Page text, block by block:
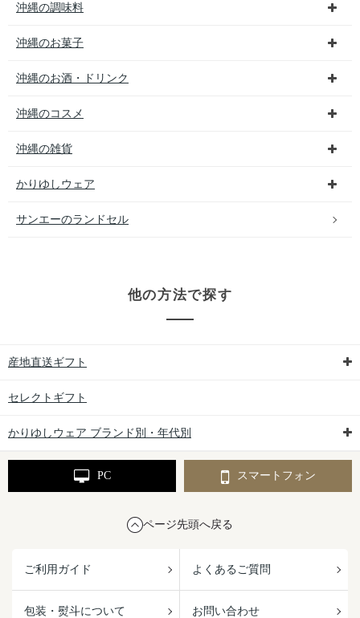
沖縄の調味料
沖縄のお菓子
沖縄のお酒・ドリンク
沖縄のコスメ
沖縄の雑貨
かりゆしウェア
サンエーのランドセル
他の方法で探す
産地直送ギフト
セレクトギフト
かりゆしウェア ブランド別・年代別
PC スマートフォン
ページ先頭へ戻る
ご利用ガイド よくあるご質問
包装・熨斗について お問い合わせ